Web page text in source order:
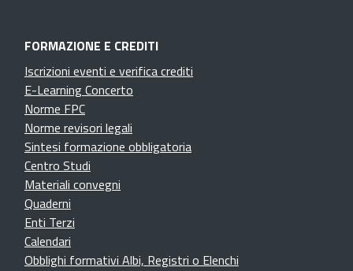
FORMAZIONE E CREDITI
Iscrizioni eventi e verifica crediti
E-Learning Concerto
Norme FPC
Norme revisori legali
Sintesi formazione obbligatoria
Centro Studi
Materiali convegni
Quaderni
Enti Terzi
Calendari
Obblighi formativi Albi, Registri o Elenchi